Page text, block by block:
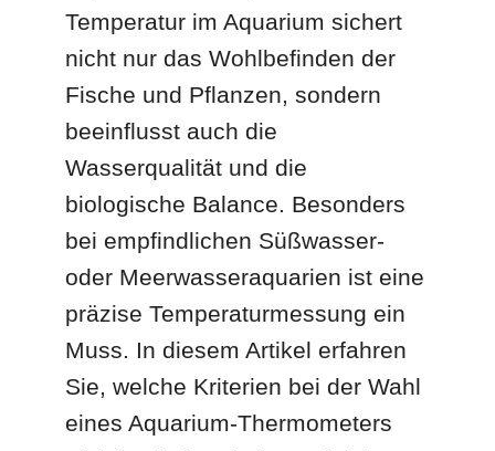
Temperatur im Aquarium sichert
nicht nur das Wohlbefinden der
Fische und Pflanzen, sondern
beeinflusst auch die
Wasserqualität und die
biologische Balance. Besonders
bei empfindlichen Süßwasser-
oder Meerwasseraquarien ist eine
präzise Temperaturmessung ein
Muss. In diesem Artikel erfahren
Sie, welche Kriterien bei der Wahl
eines Aquarium-Thermometers